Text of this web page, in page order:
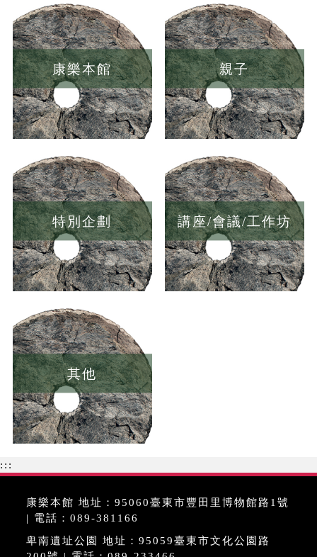
康樂本館 親子
特別企劃 講座/會議/工作坊
其他
:::
康樂本館 地址：95060臺東市豐田里博物館路1號
| 電話：089-381166
卑南遺址公園 地址：95059臺東市文化公園路